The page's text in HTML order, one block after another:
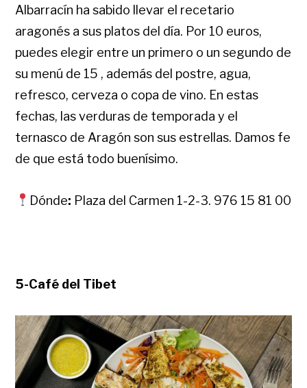
Albarracín ha sabido llevar el recetario
aragonés a sus platos del día. Por 10 euros,
puedes elegir entre un primero o un segundo de
su menú de 15 , además del postre, agua,
refresco, cerveza o copa de vino. En estas
fechas, las verduras de temporada y el
ternasco de Aragón son sus estrellas. Damos fe
de que está todo buenísimo.
Dónde: Plaza del Carmen 1-2-3. 976 15 81 00
5-Café del Tibet